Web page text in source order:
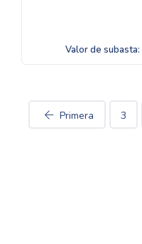
Valor de subasta:
Primera 3